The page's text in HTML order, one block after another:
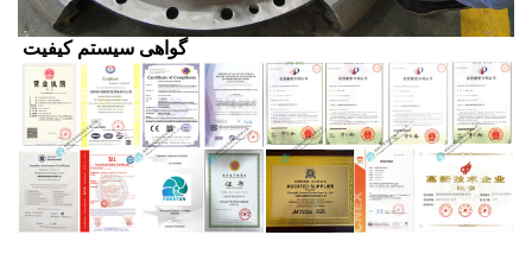
گواهی سیستم کیفیت